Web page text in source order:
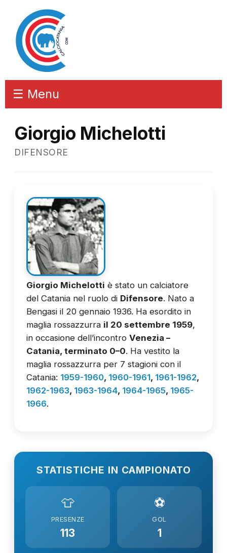
☰ Menu
Giorgio Michelotti
DIFENSORE
Giorgio Michelotti è stato un calciatore
del Catania nel ruolo di Difensore. Nato a
Bengasi il 20 gennaio 1936. Ha esordito in
maglia rossazzurra il 20 settembre 1959,
in occasione dell’incontro Venezia –
Catania, terminato 0–0. Ha vestito la
maglia rossazzurra per 7 stagioni con il
Catania: 1959-1960, 1960-1961, 1961-1962,
1962-1963, 1963-1964, 1964-1965, 1965-
1966.
STATISTICHE IN CAMPIONATO
👕
PRESENZE
113
⚽
GOL
1